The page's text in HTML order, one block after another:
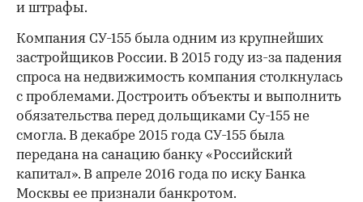
и штрафы.
Компания СУ-155 была одним из крупнейших
застройщиков России. В 2015 году из-за падения
спроса на недвижимость компания столкнулась
с проблемами. Достроить объекты и выполнить
обязательства перед дольщиками Су-155 не
смогла. В декабре 2015 года СУ-155 была
передана на санацию банку «Российский
капитал». В апреле 2016 года по иску Банка
Москвы ее признали банкротом.